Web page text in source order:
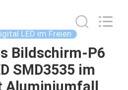
LED im Freien
Bildschirm-P6
SMD3535 im
Aluminiumfall